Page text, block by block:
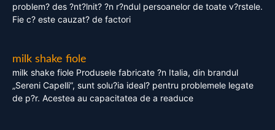
problem? des ?nt?lnit? ?n r?ndul persoanelor de toate v?rstele.
Fie c? este cauzat? de factori
milk shake fiole
milk shake fiole Produsele fabricate ?n Italia, din brandul
„Sereni Capelli”, sunt solu?ia ideal? pentru problemele legate
de p?r. Acestea au capacitatea de a readuce